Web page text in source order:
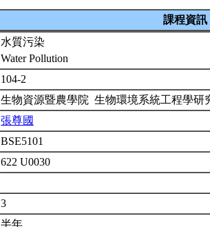
課程資訊
水質污染
Water Pollution
104-2
生物資源暨農學院 生物環境系統工程學研
張尊國
BSE5101
622 U0030
3
半年